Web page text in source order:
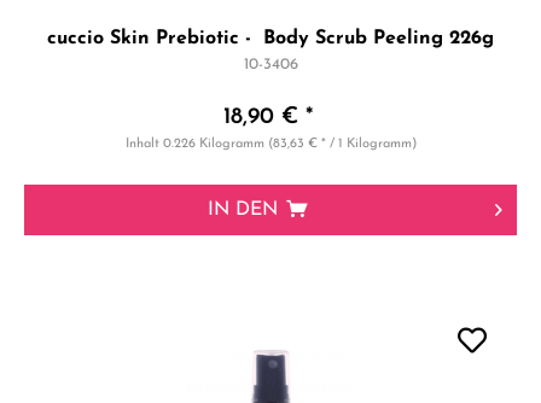
cuccio Skin Prebiotic - Body Scrub Peeling 226g
10-3406
18,90 € *
Inhalt 0.226 Kilogramm (83,63 € * / 1 Kilogramm)
IN DEN